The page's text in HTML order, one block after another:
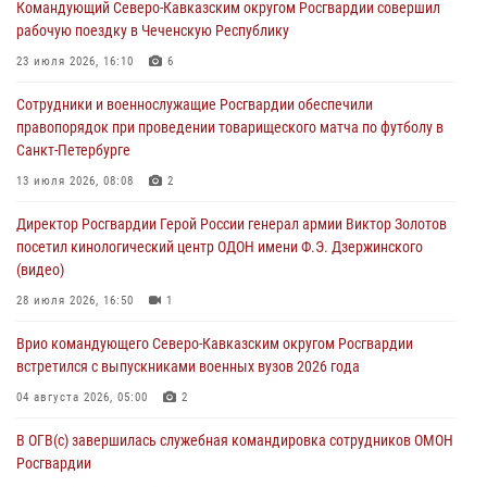
задержании подозреваемых в причинении имущественного ущерба
05 августа 2026, 13:53
динамовцам Свердловской области
05 августа 2026, 13:50 4
В столице росгвардейцы задержали мужчину, устроившего дебош в
05 августа 2026, 13:25 1
В Удмуртии при силовой поддержке спецназа Росгвардии
задержаны подозреваемые в мошенничестве под видом оказания
05 августа 2026, 13:20 1
Командующий Северо-Кавказским округом Росгвардии совершил
рабочую поездку в Чеченскую Республику
23 июля 2026, 16:10 6
Сотрудники и военнослужащие Росгвардии обеспечили
правопорядок при проведении товарищеского матча по футболу в
Санкт-Петербурге
13 июля 2026, 08:08 2
Директор Росгвардии Герой России генерал армии Виктор Золотов
посетил кинологический центр ОДОН имени Ф.Э. Дзержинского
(видео)
28 июля 2026, 16:50 1
Врио командующего Северо-Кавказским округом Росгвардии
встретился с выпускниками военных вузов 2026 года
04 августа 2026, 05:00 2
В ОГВ(с) завершилась служебная командировка сотрудников ОМОН
Росгвардии